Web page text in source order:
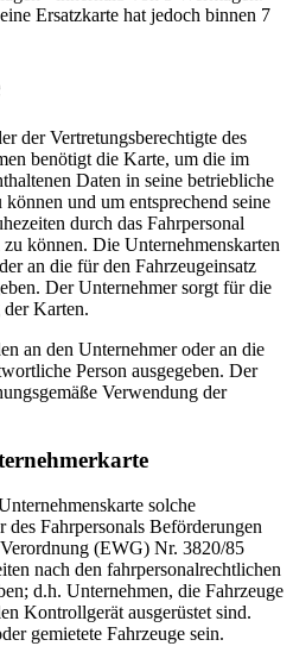
Ersatzkarte hat jedoch binnen 7
der Vertretungsberechtigte des
benötigt die Karte, um die im
Daten in seine betriebliche
und um entsprechend seine
durch das Fahrpersonal
können. Die Unternehmenskarten
an die für den Fahrzeugeinsatz
Der Unternehmer sorgt für die
Karten.
an den Unternehmer oder an die
Person ausgegeben. Der
Verwendung der
solche
Fahrpersonals Beförderungen
(EWG) Nr. 3820/85
nach den fahrpersonalrechtlichen
d.h. Unternehmen, die Fahrzeuge
Kontrollgerät ausgerüstet sind.
gemietete Fahrzeuge sein.